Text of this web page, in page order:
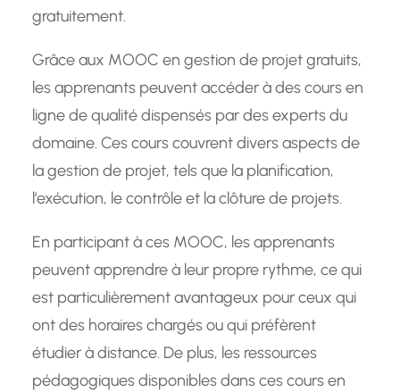
gratuitement.
Grâce aux MOOC en gestion de projet gratuits,
les apprenants peuvent accéder à des cours en
ligne de qualité dispensés par des experts du
domaine. Ces cours couvrent divers aspects de
la gestion de projet, tels que la planification,
l’exécution, le contrôle et la clôture de projets.
En participant à ces MOOC, les apprenants
peuvent apprendre à leur propre rythme, ce qui
est particulièrement avantageux pour ceux qui
ont des horaires chargés ou qui préfèrent
étudier à distance. De plus, les ressources
pédagogiques disponibles dans ces cours en